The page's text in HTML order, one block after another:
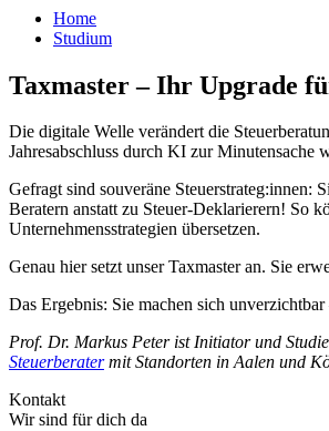
Home
Studium
Taxmaster – Ihr Upgrade
Die digitale Welle verändert die
Jahresabschluss durch KI zur Minutensache
Gefragt sind souveräne Steuerstrateg:innen:
Beratern anstatt zu Steuer-Deklarierern! So
Unternehmensstrategien übersetzen.
Genau hier setzt unser Taxmaster an. Sie
Das Ergebnis: Sie machen sich
Prof. Dr. Markus Peter ist Initiator und
Steuerberatermit Standorten in Aalen und
Kontakt
Wir sind für dich da